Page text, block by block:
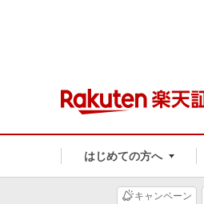
はじめての方へ
キャンペーン